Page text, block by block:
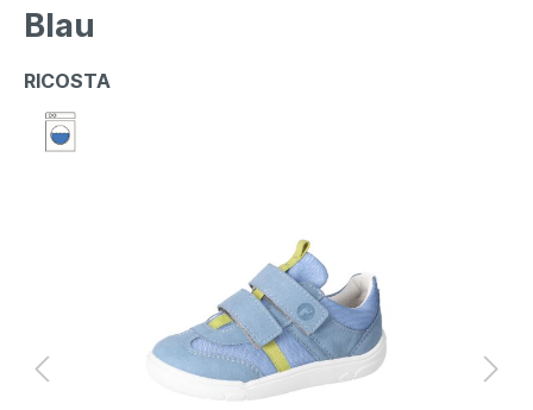
Blau
RICOSTA